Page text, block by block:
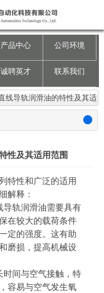
网站首页
公司环境
联系我们
产品中心 公司环境
诚聘英才 联系我们
线导轨润滑油的特性及其适
性及其适用范围
特性和广泛的适用
解释：
导轨润滑油需要具有
在较大的载荷条件
定的强度。这有助
磨损，提高机械设
时间与空气接触，特
容易与空气发生氧